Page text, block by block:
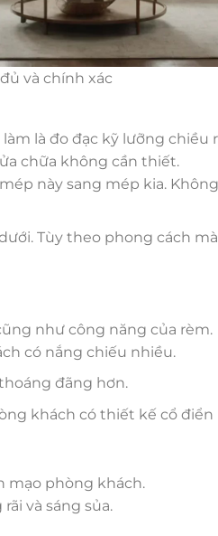
và chính xác
là đo đạc kỹ lưỡng chiều
chữa không cần thiết.
này sang mép kia.
Tùy theo phong cách
như công năng của rèm.
có nắng chiếu nhiều.
đãng hơn.
khách có thiết kế cổ điển
mạo phòng khách.
và sáng sủa.